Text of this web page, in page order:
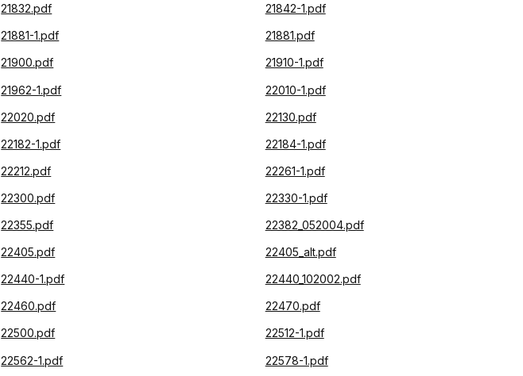
21832.pdf 21842-1.pdf
21881-1.pdf 21881.pdf
21900.pdf 21910-1.pdf
21962-1.pdf 22010-1.pdf
22020.pdf 22130.pdf
22182-1.pdf 22184-1.pdf
22212.pdf 22261-1.pdf
22300.pdf 22330-1.pdf
22355.pdf 22382_052004.pdf
22405.pdf 22405_alt.pdf
22440-1.pdf 22440_102002.pdf
22460.pdf 22470.pdf
22500.pdf 22512-1.pdf
22562-1.pdf 22578-1.pdf